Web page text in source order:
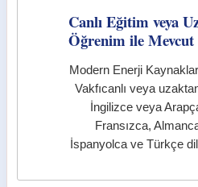
Canlı Eğitim veya
Öğrenim ile Mevcut
Modern Enerji
Vakfıcanlı veya
İngilizce veya
Fransızca,
İspanyolca ve Türkçe